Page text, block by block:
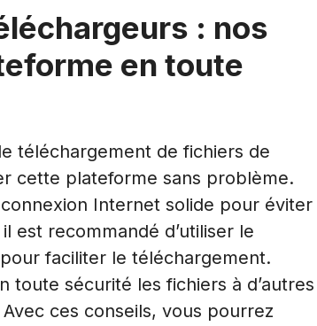
: nos
en toute
téléchargement de fichiers de
cette plateforme sans problème.
Internet solide pour éviter
est recommandé d’utiliser le
faciliter le téléchargement.
toute sécurité les fichiers à d’autres
ces conseils, vous pourrez